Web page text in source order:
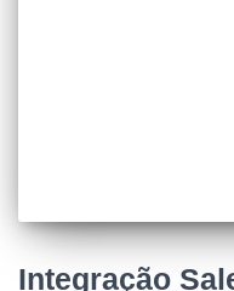
Integração